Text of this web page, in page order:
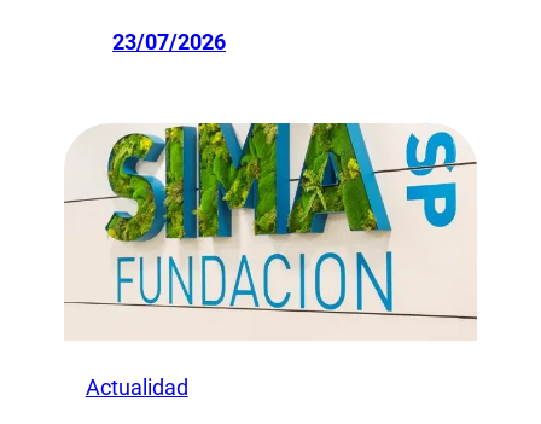
23/07/2026
Actualidad